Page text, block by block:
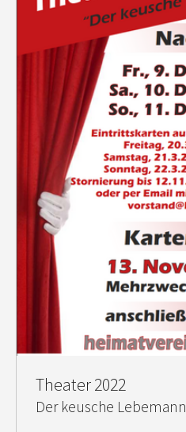
Theater 2022
Der keusche Lebemann